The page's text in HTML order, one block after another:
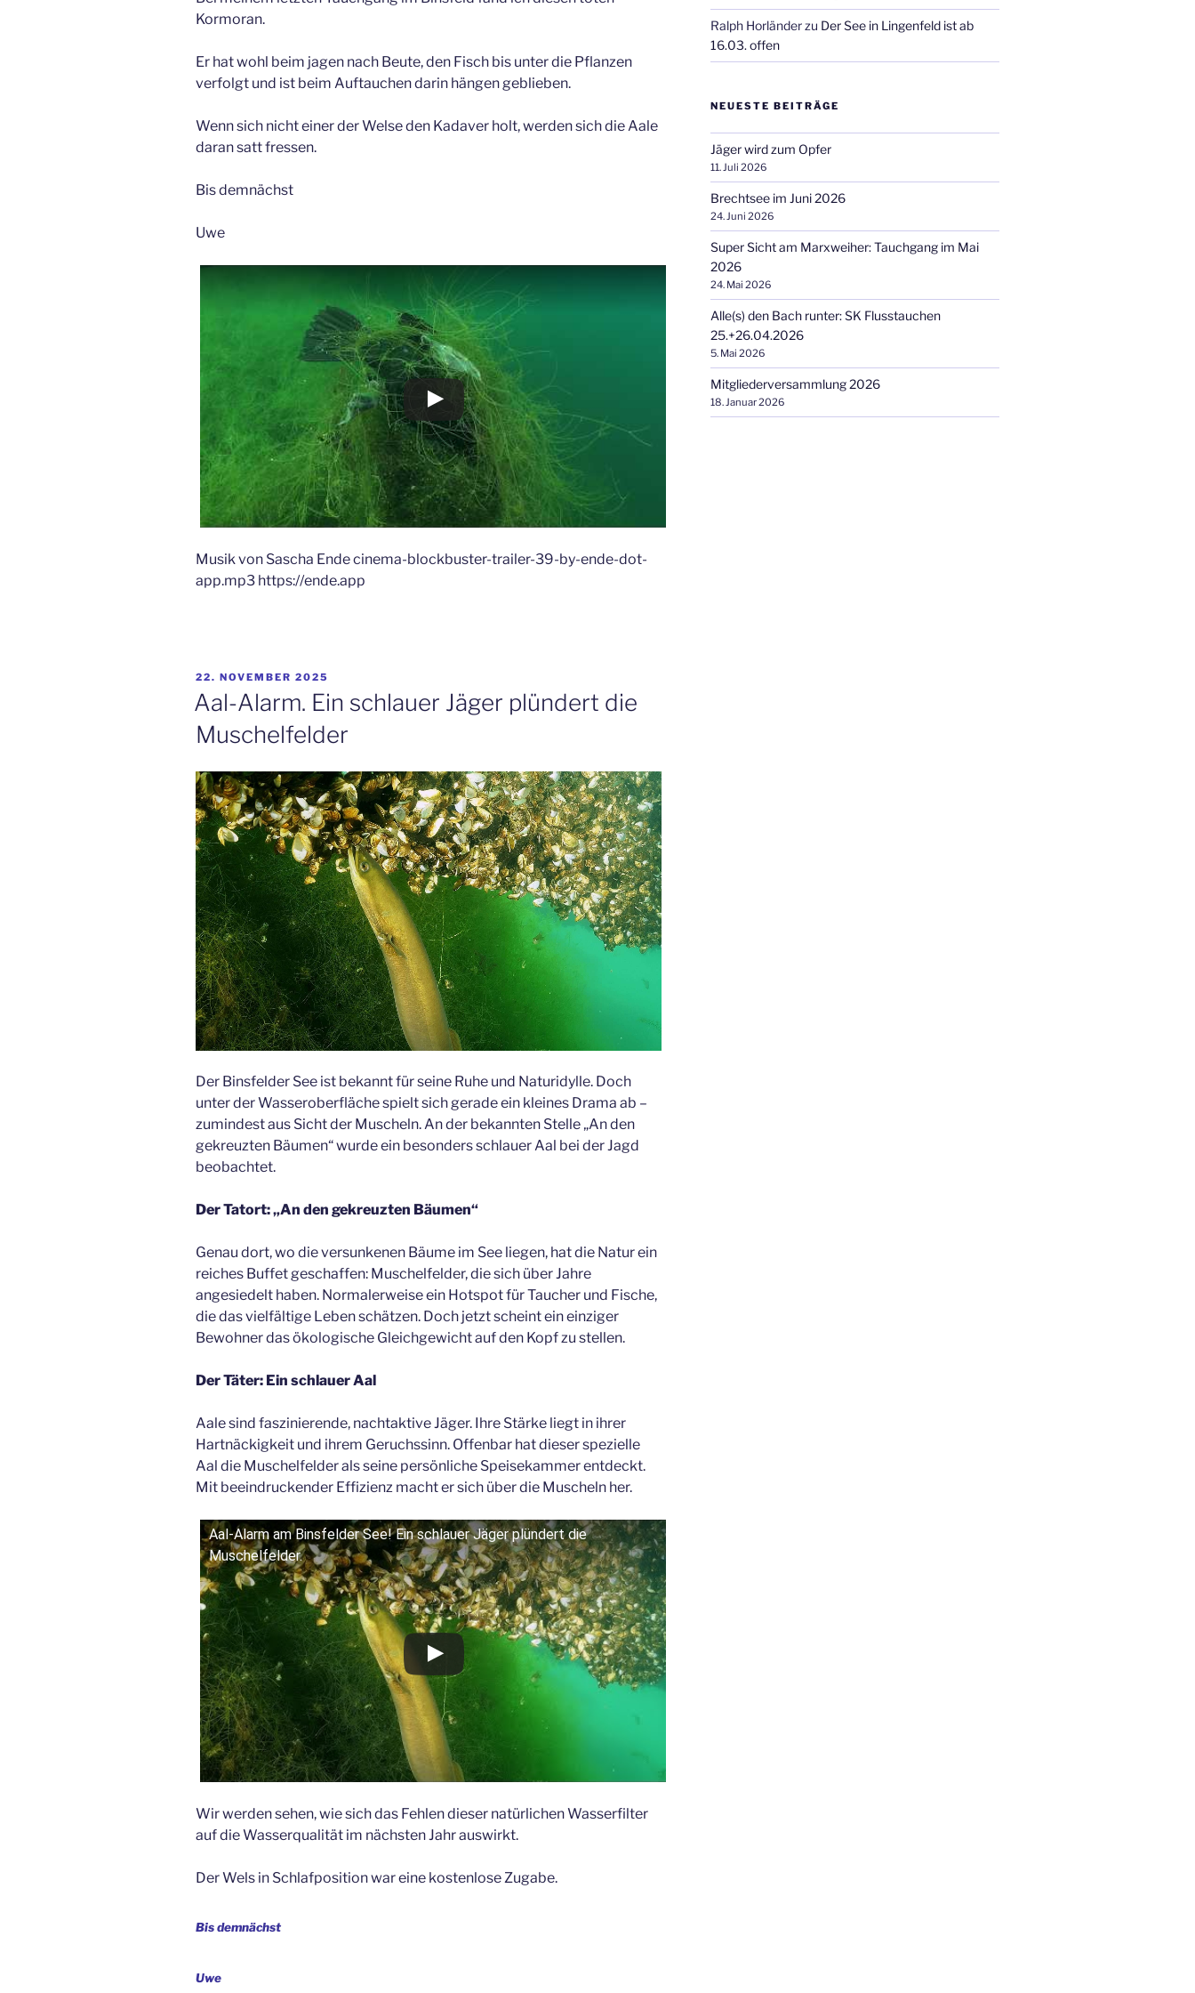
Kormoran.
Er hat wohl beim jagen nach Beute, den Fisch bis unter die Pflanzen
verfolgt und ist beim Auftauchen darin hängen geblieben.
Wenn sich nicht einer der Welse den Kadaver holt, werden sich die Aale
daran satt fressen.
Bis demnächst
Uwe
Musik von Sascha Ende cinema-blockbuster-trailer-39-by-ende-dot-
app.mp3 https://ende.app
VERÖFFENTLICHT
AM
22. NOVEMBER 2025
Aal-Alarm. Ein schlauer Jäger plündert die
Muschelfelder
Der Binsfelder See ist bekannt für seine Ruhe und Naturidylle. Doch
unter der Wasseroberfläche spielt sich gerade ein kleines Drama ab –
zumindest aus Sicht der Muscheln. An der bekannten Stelle „An den
gekreuzten Bäumen“ wurde ein besonders schlauer Aal bei der Jagd
beobachtet.
Der Tatort: „An den gekreuzten Bäumen“
Genau dort, wo die versunkenen Bäume im See liegen, hat die Natur ein
reiches Buffet geschaffen: Muschelfelder, die sich über Jahre
angesiedelt haben. Normalerweise ein Hotspot für Taucher und Fische,
die das vielfältige Leben schätzen. Doch jetzt scheint ein einziger
Bewohner das ökologische Gleichgewicht auf den Kopf zu stellen.
Der Täter: Ein schlauer Aal
Aale sind faszinierende, nachtaktive Jäger. Ihre Stärke liegt in ihrer
Hartnäckigkeit und ihrem Geruchssinn. Offenbar hat dieser spezielle
Aal die Muschelfelder als seine persönliche Speisekammer entdeckt.
Mit beeindruckender Effizienz macht er sich über die Muscheln her.
Aal-Alarm am Binsfelder See! Ein schlauer Jäger plündert die
Muschelfelder.
Wir werden sehen, wie sich das Fehlen dieser natürlichen Wasserfilter
auf die Wasserqualität im nächsten Jahr auswirkt.
Der Wels in Schlafposition war eine kostenlose Zugabe.
Bis demnächst
Uwe
Ralph Horländerzu Der See in Lingenfeld ist ab
16.03. offen
NEUESTE BEITRÄGE
Jäger wird zum Opfer
11. Juli 2026
Brechtsee im Juni 2026
24. Juni 2026
Super Sicht am Marxweiher: Tauchgang im Mai
2026
24. Mai 2026
Alle(s) den Bach runter: SK Flusstauchen
25.+26.04.2026
5. Mai 2026
Mitgliederversammlung 2026
18. Januar 2026